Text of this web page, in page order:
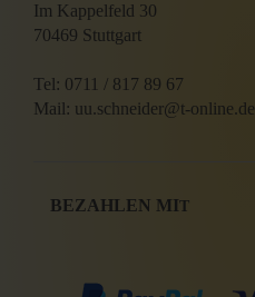
Im Kappelfeld 30
70469 Stuttgart
Tel: 0711 / 817 89 67
Mail: uu.schneider@t-online.de
BEZAHLEN MIT